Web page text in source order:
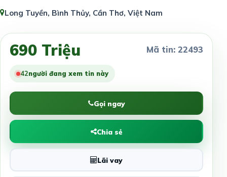
Long Tuyền, Bình Thủy, Cần Thơ, Việt Nam
690 Triệu Mã tin: 22493
42người đang xem tin này
Gọi ngay
Chia sẻ
Lãi vay